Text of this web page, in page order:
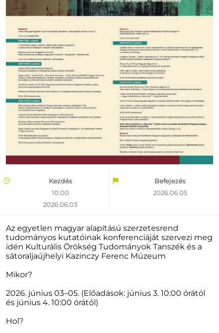
Az egyetlen magyar alapítású szerzetesrend
tudományos kutatóinak konferenciáját szervezi meg
idén Kulturális Örökség Tudományok Tanszék és a
sátoraljaújhelyi Kazinczy Ferenc Múzeum
Mikor?
2026. június 03–05. (Előadások: június 3. 10:00 órától
és június 4. 10:00 órától)
Hol?
Kezdés
10:00
2026.06.03
Befejezés
2026.06.05